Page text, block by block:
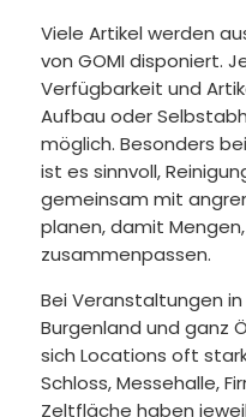
Viele Artikel werden
von GOMI disponiert.
Verfügbarkeit und
Aufbau oder
möglich. Besonders
ist es sinnvoll,
gemeinsam mit
planen, damit
zusammenpassen.
Bei Veranstaltungen
Burgenland und ganz
sich Locations oft
Schloss, Messehalle,
Zeltfläche haben